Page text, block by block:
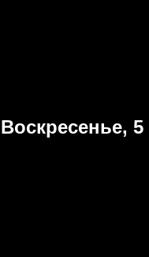
Воскресенье,